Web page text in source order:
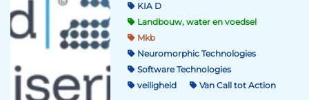
KIA D
Landbouw, water en voedsel
Mkb
Neuromorphic Technologies
Software Technologies
veiligheid
Van Call tot Action